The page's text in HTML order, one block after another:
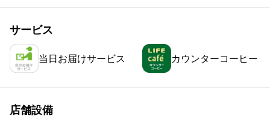
サービス
当日お届けサービス カウンターコーヒー
店舗設備